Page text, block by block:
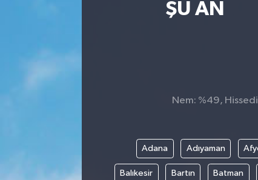
ŞU AN
Nem: %49,
Adana Adıyaman
Balıkesir Bartın Batman